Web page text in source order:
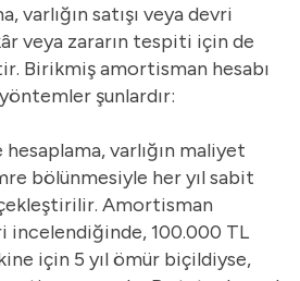
varlığın satışı veya devri
veya zararın tespiti için de
Birikmiş amortisman hesabı
şunlardır:
varlığın maliyet
bölünmesiyle her yıl sabit
Amortisman
incelendiğinde, 100.000 TL
için 5 yıl ömür biçildiyse,